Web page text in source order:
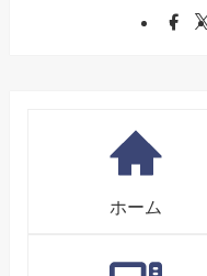
ホーム